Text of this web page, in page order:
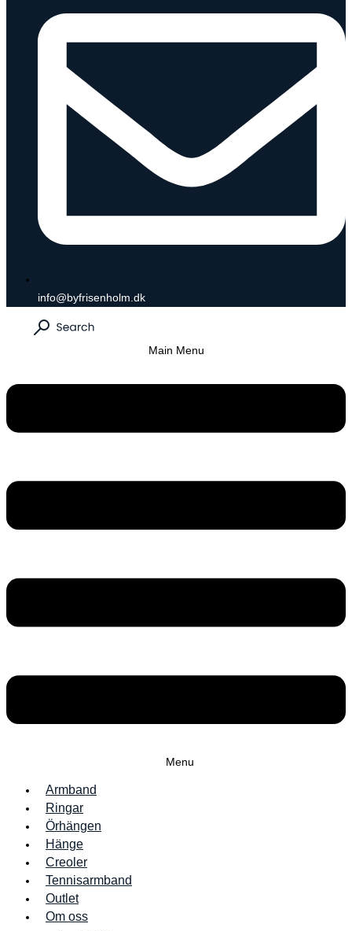
info@byfrisenholm.dk
Main Menu
Menu
Armband
Ringar
Örhängen
Hänge
Creoler
Tennisarmband
Outlet
Om oss